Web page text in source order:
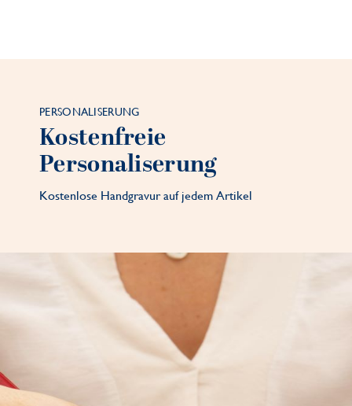
PERSONALISERUNG
Kostenfreie
Personaliserung
Kostenlose Handgravur auf jedem Artikel